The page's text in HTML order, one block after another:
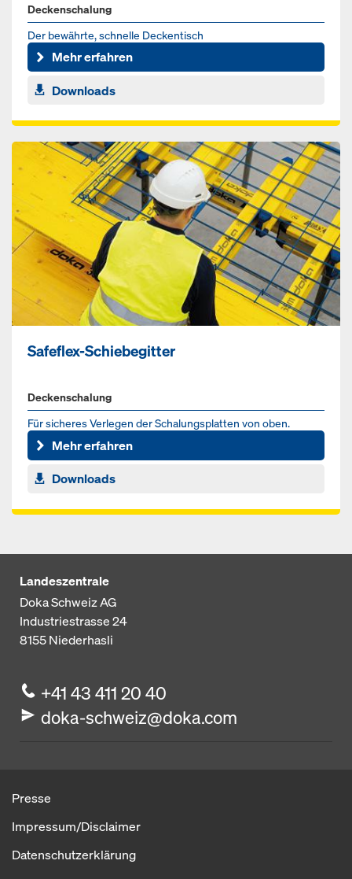
Deckenschalung
Der bewährte, schnelle Deckentisch
Mehr erfahren
Downloads
Safeflex-Schiebegitter
Deckenschalung
Für sicheres Verlegen der Schalungsplatten von oben.
Mehr erfahren
Downloads
Landeszentrale
Doka Schweiz AG
Industriestrasse 24
8155Niederhasli
+41 43 411 20 40
doka-schweiz@doka.com
Presse
Impressum/Disclaimer
Datenschutzerklärung